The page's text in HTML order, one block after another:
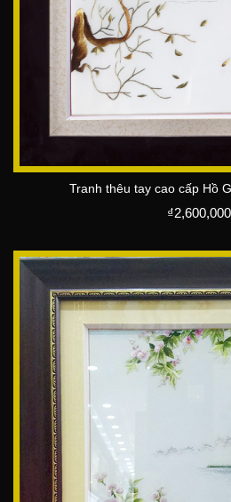
Tranh thêu tay cao cấp Hồ
₫2,600,000